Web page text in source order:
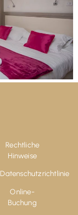
Rechtliche
Hinweise
Datenschutzrichtlinie
Online-
Buchung